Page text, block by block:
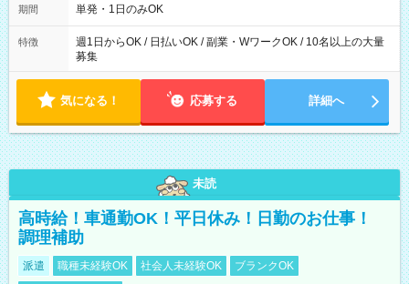
期間 単発・1日のみOK
特徴
週1日からOK / 日払いOK / 副業・WワークOK / 10名以上の大量
募集
気になる！ 応募する 詳細へ
未読
高時給！車通勤OK！平日休み！日勤のお仕事！
調理補助
派遣 職種未経験OK 社会人未経験OK
ブランクOK